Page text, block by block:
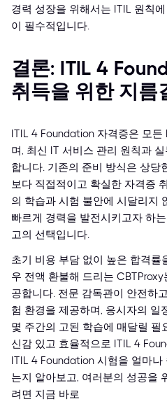
경력 성장을 위해서는 ITIL 원칙
이 필수적입니다.
결론: ITIL 4
취득을 위한 지름
ITIL 4 Foundation 자격증은 모든
며, 최신 IT 서비스 관리 원칙과
합니다. 기존의 준비 방식은 상당
보다 직접적이고 확실한 자격증
의 학습과 시험 불안에 시달리지
빠르게 경력을 발전시키고자 하
고의 선택입니다.
초기 비용 부담 없이 높은 합격률
우 전액 환불해 드리는
공합니다. 전문 감독관이 안전하
험 환경을 제공하며, 응시자의 일
몇 주간의 고된 학습에 매달릴 필
신감 있고 효율적으로 ITIL 4
ITIL 4 Foundation 시험을 얼마나
는지 알아보고, 여러분의 성공을
려면 지금 바로